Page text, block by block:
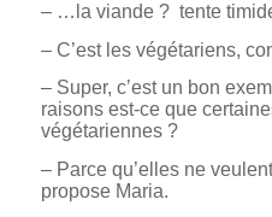
– …la viande ? tente
– C’est les végétariens,
– Super, c’est un bon
raisons est-ce que
végétariennes ?
– Parce qu’elles ne
propose Maria.